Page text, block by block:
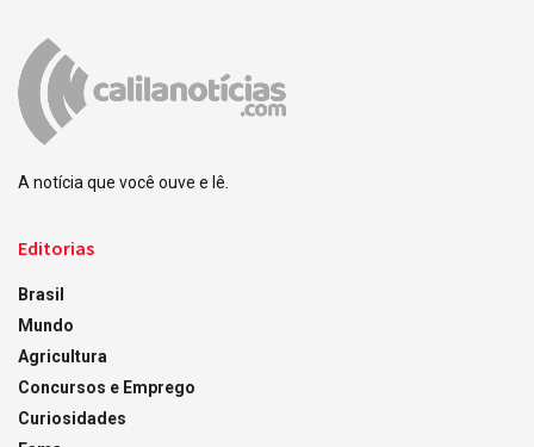
A notícia que você ouve e lê.
Editorias
Brasil
Mundo
Agricultura
Concursos e Emprego
Curiosidades